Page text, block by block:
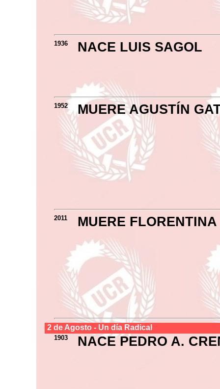
1936 NACE LUIS SAGOL
1952 MUERE AGUSTÍN
2011 MUERE
2 de Agosto - Un día Radical
1903 NACE PEDRO A.